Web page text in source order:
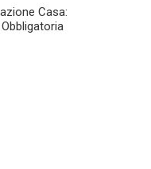
Casa: